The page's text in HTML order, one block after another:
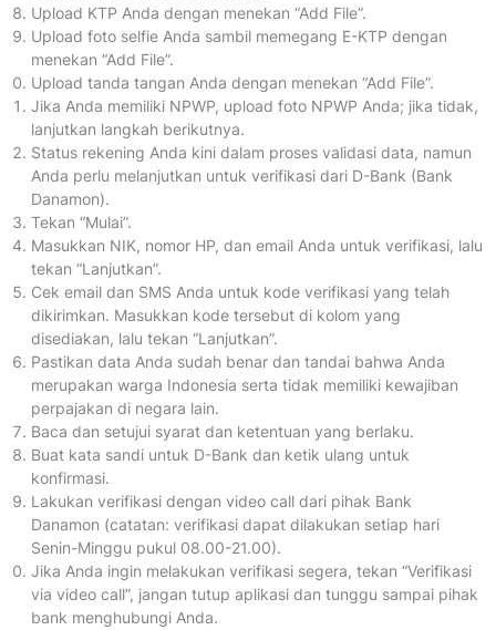
Upload KTP Anda dengan menekan “Add File”.
Upload foto selfie Anda sambil memegang E-KTP dengan
menekan “Add File”.
Upload tanda tangan Anda dengan menekan “Add File”.
Jika Anda memiliki NPWP, upload foto NPWP Anda; jika tidak,
lanjutkan langkah berikutnya.
Status rekening Anda kini dalam proses validasi data, namun
Anda perlu melanjutkan untuk verifikasi dari D-Bank (Bank
Danamon).
Tekan “Mulai”.
Masukkan NIK, nomor HP, dan email Anda untuk verifikasi, lalu
tekan “Lanjutkan”.
Cek email dan SMS Anda untuk kode verifikasi yang telah
dikirimkan. Masukkan kode tersebut di kolom yang
disediakan, lalu tekan “Lanjutkan”.
Pastikan data Anda sudah benar dan tandai bahwa Anda
merupakan warga Indonesia serta tidak memiliki kewajiban
perpajakan di negara lain.
Baca dan setujui syarat dan ketentuan yang berlaku.
Buat kata sandi untuk D-Bank dan ketik ulang untuk
konfirmasi.
Lakukan verifikasi dengan video call dari pihak Bank
Danamon (catatan: verifikasi dapat dilakukan setiap hari
Senin-Minggu pukul 08.00-21.00).
Jika Anda ingin melakukan verifikasi segera, tekan “Verifikasi
via video call”, jangan tutup aplikasi dan tunggu sampai pihak
bank menghubungi Anda.